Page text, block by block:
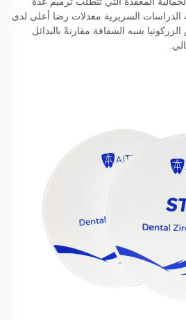
الدراسات السريرية معدلات رضا أعلى لدى
شبه الشفافة مقارنةً بالبدائل